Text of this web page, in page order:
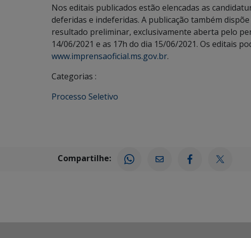
Nos editais publicados estão elencadas as
deferidas e indeferidas. A publicação também
resultado preliminar, exclusivamente aberta pelo
14/06/2021 e as 17h do dia 15/06/2021. Os editais
www.imprensaoficial.ms.gov.br.
Categorias :
Processo Seletivo
Compartilhe: